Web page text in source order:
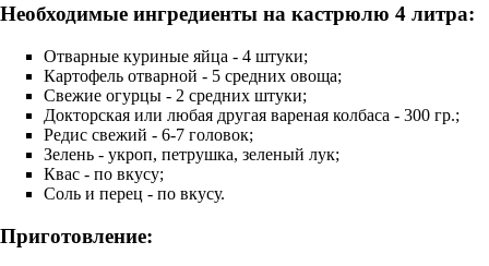
Необходимые ингредиенты на кастрюлю 4 литра:
Отварные куриные яйца - 4 штуки;
Картофель отварной - 5 средних овоща;
Свежие огурцы - 2 средних штуки;
Докторская или любая другая вареная колбаса - 300 гр.;
Редис свежий - 6-7 головок;
Зелень - укроп, петрушка, зеленый лук;
Квас - по вкусу;
Соль и перец - по вкусу.
Приготовление: